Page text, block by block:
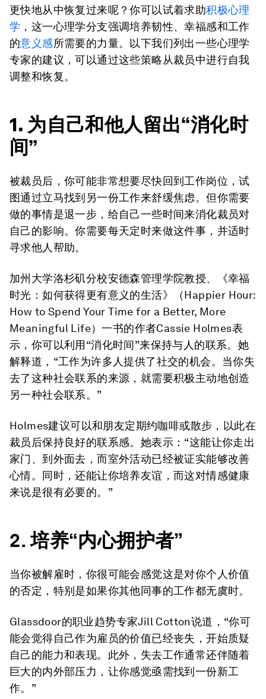
更快地从中恢复过来呢？你可以试着求助积极心理
学 ，这一心理学分支强调培养韧性、幸福感和工作
的意义感所需要的力量。以下我们列出一些心理学
专家的建议，可以通过这些策略从裁员中进行自我
调整和恢复。
1. 为自己和他人留出“消化时
间”
被裁员后，你可能非常想要尽快回到工作岗位，试
图通过立马找到另一份工作来舒缓焦虑。但你需要
做的事情是退一步，给自己一些时间来消化裁员对
自己的影响。你需要每天定时来做这件事，并适时
寻求他人帮助。
加州大学洛杉矶分校安德森管理学院教授、《幸福
时光：如何获得更有意义的生活》（Happier Hour:
How to Spend Your Time for a Better, More
Meaningful Life）一书的作者Cassie Holmes表
示，你可以利用“消化时间”来保持与人的联系。她
解释道，“工作为许多人提供了社交的机会。当你失
去了这种社会联系的来源，就需要积极主动地创造
另一种社会联系。”
Holmes建议可以和朋友定期约咖啡或散步，以此在
裁员后保持良好的联系感。她表示：“这能让你走出
家门、到外面去，而室外活动已经被证实能够改善
心情。同时，还能让你培养友谊，而这对情感健康
来说是很有必要的。”
2. 培养“内心拥护者”
当你被解雇时，你很可能会感觉这是对你个人价值
的否定，特别是如果你其他同事的工作都无虞时。
Glassdoor的职业趋势专家Jill Cotton说道，“你可
能会觉得自己作为雇员的价值已经丧失，开始质疑
自己的能力和表现。此外，失去工作通常还伴随着
巨大的内外部压力，让你感觉亟需找到一份新工
作。”